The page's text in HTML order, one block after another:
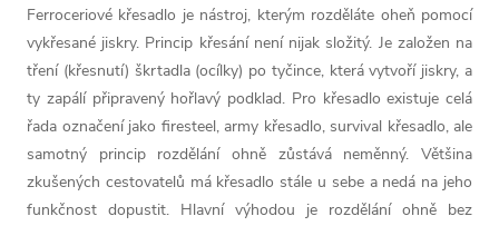
Ferroceriové křesadlo je nástroj, kterým rozděláte oheň pomocí
vykřesané jiskry. Princip křesání není nijak složitý. Je založen na
tření (křesnutí) škrtadla (ocílky) po tyčince, která vytvoří jiskry, a
ty zapálí připravený hořlavý podklad. Pro křesadlo existuje celá
řada označení jako firesteel, army křesadlo, survival křesadlo, ale
samotný princip rozdělání ohně zůstává neměnný. Většina
zkušených cestovatelů má křesadlo stále u sebe a nedá na jeho
funkčnost dopustit. Hlavní výhodou je rozdělání ohně bez